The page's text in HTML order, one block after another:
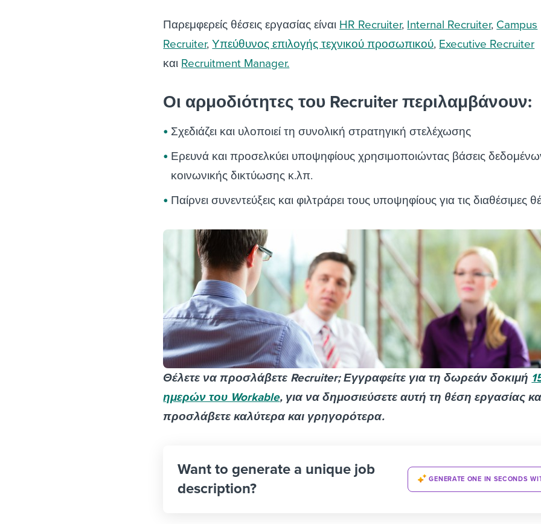
Παρεμφερείς θέσεις εργασίας είναι HR Recruiter, Internal Recruiter, Campus
Recruiter,Υπεύθυνος επιλογής τεχνικού προσωπικού, Executive Recruiter
και Recruitment Manager.
Οι αρμοδιότητες του Recruiter περιλαμβάνουν:
Σχεδιάζει και υλοποιεί τη συνολική στρατηγική στελέχωσης
Ερευνά και προσελκύει υποψηφίους χρησιμοποιώντας βάσεις
κοινωνικής δικτύωσης κ.λπ.
Παίρνει συνεντεύξεις και φιλτράρει τους υποψηφίους για τις διαθέσιμες
Θέλετε να προσλάβετε Recruiter; Εγγραφείτε για τη δωρεάν δοκιμή
ημερών του Workable, για να δημοσιεύσετε αυτή τη θέση εργασίας
προσλάβετε καλύτερα και γρηγορότερα.
Want to generate a unique job
description?
GENERATE ONE IN SECONDS